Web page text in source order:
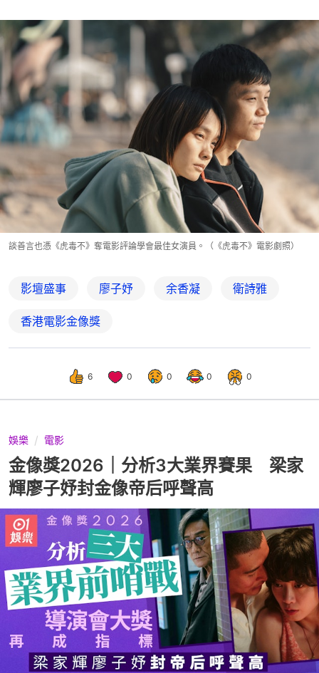
談善言也憑《虎毒不》奪電影評論學會最佳女演員。（《虎毒不》電影劇照）
影壇盛事 廖子妤 余香凝 衛詩雅
香港電影金像獎
6 0 0 0 0
娛樂 電影
金像獎2026｜分析3大業界賽果 梁家
輝廖子妤封金像帝后呼聲高